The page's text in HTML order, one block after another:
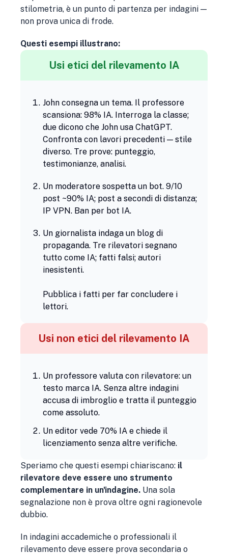
stilometria, è un punto di partenza per indagini —
non prova unica di frode.
Questi esempi illustrano:
Usi etici del rilevamento IA
John consegna un tema. Il professore
scansiona: 98% IA. Interroga la classe;
due dicono che John usa ChatGPT.
Confronta con lavori precedenti — stile
diverso. Tre prove: punteggio,
testimonianze, analisi.
Un moderatore sospetta un bot. 9/10
post ~90% IA; post a secondi di distanza;
IP VPN. Ban per bot IA.
Un giornalista indaga un blog di
propaganda. Tre rilevatori segnano
tutto come IA; fatti falsi; autori
inesistenti.
Pubblica i fatti per far concludere i
lettori.
Usi non etici del rilevamento IA
Un professore valuta con rilevatore: un
testo marca IA. Senza altre indagini
accusa di imbroglio e tratta il punteggio
come assoluto.
Un editor vede 70% IA e chiede il
licenziamento senza altre verifiche.
Speriamo che questi esempi chiariscano: il
rilevatore deve essere uno strumento
complementare in un'indagine. Una sola
segnalazione non è prova oltre ogni ragionevole
dubbio.
In indagini accademiche o professionali il
rilevamento deve essere prova secondaria o